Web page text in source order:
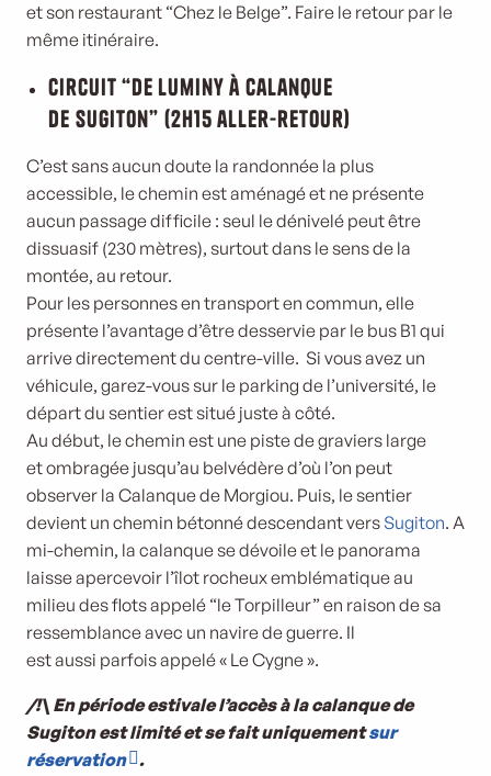
et son restaurant “Chez le Belge”. Faire le retour par le
même itinéraire.
Circuit “De Luminy à Calanque
de Sugiton” (2h15 aller-retour)
C’est sans aucun doute la randonnée la plus
accessible, le chemin est aménagé et ne présente
aucun passage difficile : seul le dénivelé peut être
dissuasif (230 mètres), surtout dans le sens de la
montée, au retour.
Pour les personnes en transport en commun, elle
présente l’avantage d’être desservie par le bus B1 qui
arrive directement du centre-ville. Si vous avez un
véhicule, garez-vous sur le parking de l’université, le
départ du sentier est situé juste à côté.
Au début, le chemin est une piste de graviers large
et ombragée jusqu’au belvédère d’où l’on peut
observer la Calanque de Morgiou. Puis, le sentier
devient un chemin bétonné descendant vers Sugiton. A
mi-chemin, la calanque se dévoile et le panorama
laisse apercevoir l’îlot rocheux emblématique au
milieu des flots appelé “le Torpilleur” en raison de sa
ressemblance avec un navire de guerre. Il
est aussi parfois appelé « Le Cygne ».
/!\ En période estivale l’accès à la calanque de
Sugiton est limité et se fait uniquementsur
réservation .